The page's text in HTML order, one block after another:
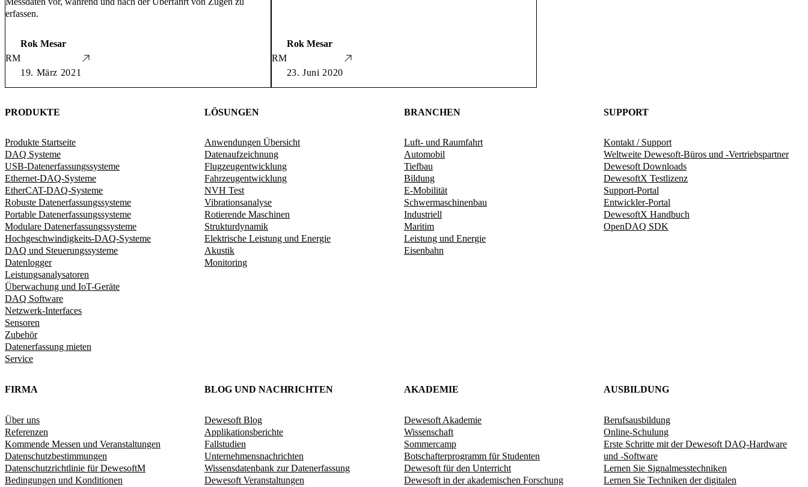
erfassen.
RM
Rok Mesar
19. März 2021
RM
Rok Mesar
23. Juni 2020
PRODUKTE
Produkte Startseite
DAQ Systeme
USB-Datenerfassungssysteme
Ethernet-DAQ-Systeme
EtherCAT-DAQ-Systeme
Robuste Datenerfassungssysteme
Portable Datenerfassungssysteme
Modulare Datenerfassungssysteme
Hochgeschwindigkeits-DAQ-Systeme
DAQ und Steuerungssysteme
Datenlogger
Leistungsanalysatoren
Überwachung und IoT-Geräte
DAQ Software
Netzwerk-Interfaces
Sensoren
Zubehör
Datenerfassung mieten
Service
LÖSUNGEN
Anwendungen Übersicht
Datenaufzeichnung
Flugzeugentwicklung
Fahrzeugentwicklung​
NVH Test
Vibrationsanalyse
Rotierende Maschinen
Strukturdynamik​
Elektrische Leistung und Energie​
Akustik
Monitoring
BRANCHEN
Luft- und Raumfahrt
Automobil
Tiefbau
Bildung
E-Mobilität
Schwermaschinenbau
Industriell
Maritim
Leistung und Energie
Eisenbahn
SUPPORT
Kontakt / Support
Weltweite Dewesoft-Büros und -Vertriebspartner
Dewesoft Downloads
DewesoftX Testlizenz
Support-Portal
Entwickler-Portal
DewesoftX Handbuch
OpenDAQ SDK
FIRMA
Über uns
Referenzen
Kommende Messen und Veranstaltungen
Datenschutzbestimmungen
Datenschutzrichtlinie für DewesoftM
Bedingungen und Konditionen
BLOG UND NACHRICHTEN
Dewesoft Blog
Applikationsberichte
Fallstudien
Unternehmensnachrichten
Wissensdatenbank zur Datenerfassung
Dewesoft Veranstaltungen
AKADEMIE
Dewesoft Akademie
Wissenschaft
Sommercamp
Botschafterprogramm für Studenten
Dewesoft für den Unterricht
Dewesoft in der akademischen Forschung
AUSBILDUNG
Berufsausbildung
Online-Schulung
Erste Schritte mit der Dewesoft DAQ-Hardware
und -Software
Lernen Sie Signalmesstechniken
Lernen Sie Techniken der digitalen